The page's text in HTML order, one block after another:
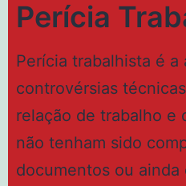
Perícia
Perícia trabalhista é a
controvérsias
relação de trabalho e
não tenham sido
documentos ou ainda